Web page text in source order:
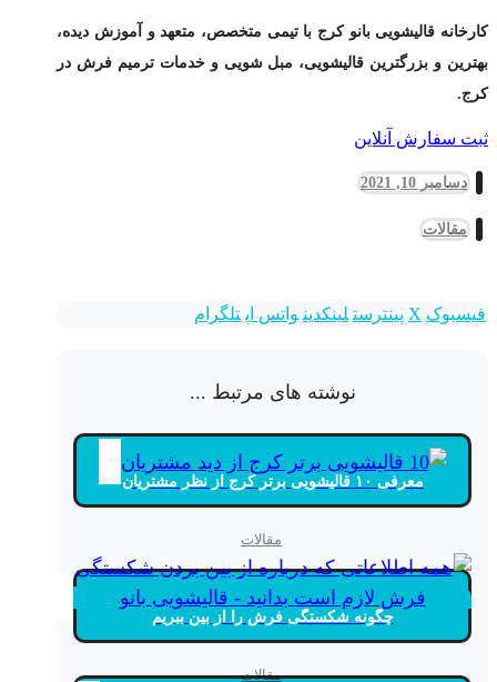
کارخانه قالیشویی بانو کرج با تیمی متخصص، متعهد و آموزش دیده،
بهترین و بزرگترین قالیشویی، مبل شویی و خدمات ترمیم فرش در
کرج.
ثبت سفارش آنلاین
دسامبر 10, 2021
مقالات
فیسبوک X پینترست لینکدین واتس اپ تلگرام
نوشته های مرتبط ...
معرفی ۱۰ قالیشویی برتر کرج از نظر مشتریان
مقالات
چگونه شکستگی فرش را از بین ببریم
مقالات